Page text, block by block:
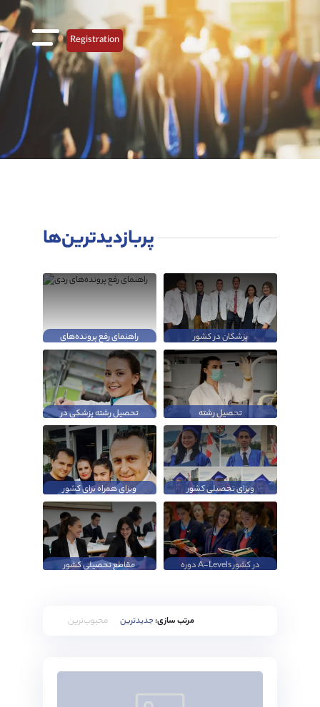
Registration
پربازدیدترین‌ها
راهنمای رفع پرونده‌های
ردی
پزشکان در کشور
انگلستان
تحصیل رشته پزشکی در
کشور انگلستان
تحصیل رشته
دندانپزشکی در کشور
انگلستان
ویزای همراه برای کشور
انگلستان
ویزای تحصیلی کشور
کانادا
مقاطع تحصیلی کشور
دوره A-Levels در کشور
مرتب سازی:جدیدترین محبوب‌ترین